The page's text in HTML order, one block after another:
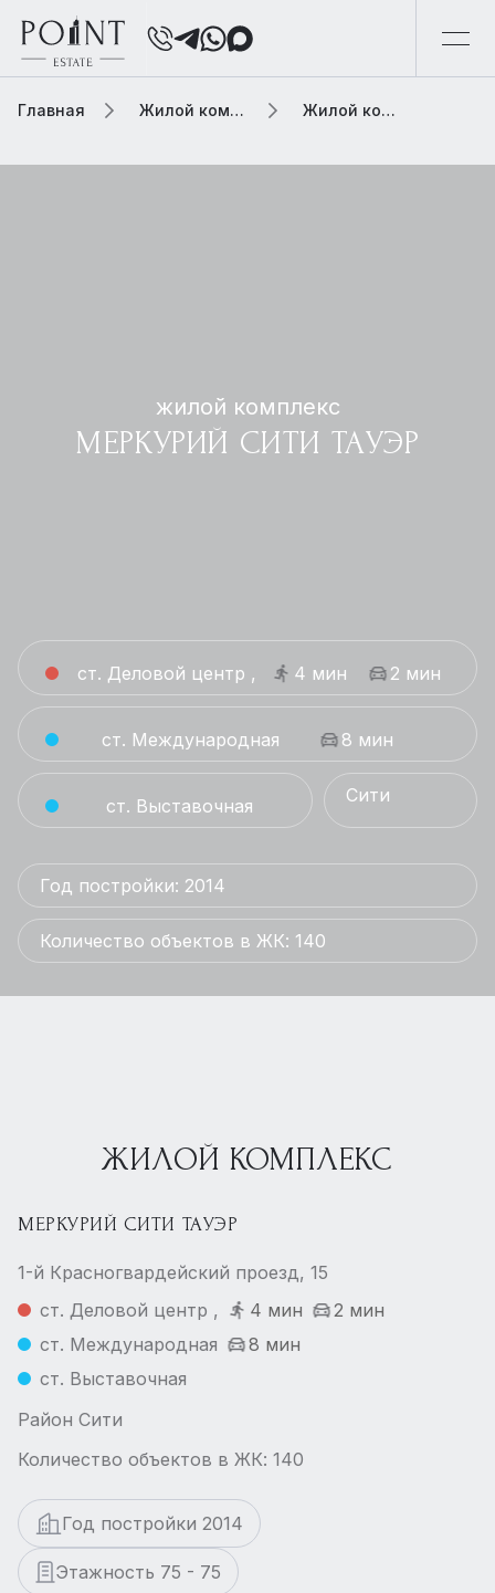
Главная Жилой комплекс Жилой комплекс меркурий сити тауэр
жилой комплекс
МЕРКУРИЙ СИТИ ТАУЭР
ст. Деловой центр , 4 мин 2 мин
ст. Международная 8 мин
ст. Выставочная Сити
Год постройки: 2014
Количество объектов в ЖК: 140
ЖИЛОЙ КОМПЛЕКС
МЕРКУРИЙ СИТИ ТАУЭР
1-й Красногвардейский проезд, 15
ст. Деловой центр ,
4 мин
2 мин
ст. Международная
8 мин
ст. Выставочная
Район Сити
Количество объектов в ЖК: 140
Год постройки 2014
Этажность 75 - 75